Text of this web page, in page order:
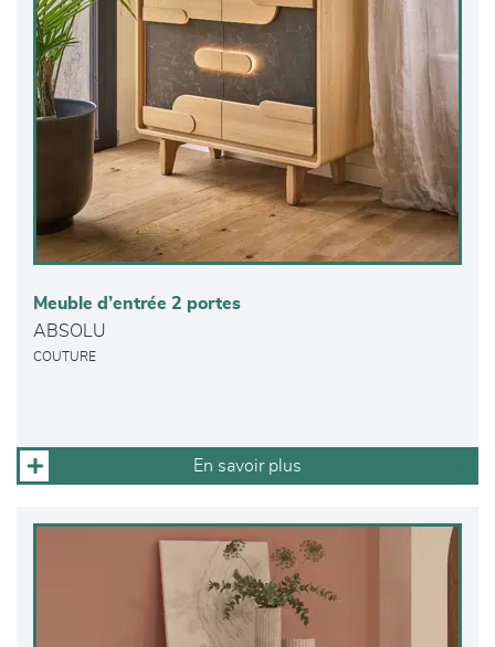
Meuble d’entrée 2 portes
ABSOLU
COUTURE
En savoir plus